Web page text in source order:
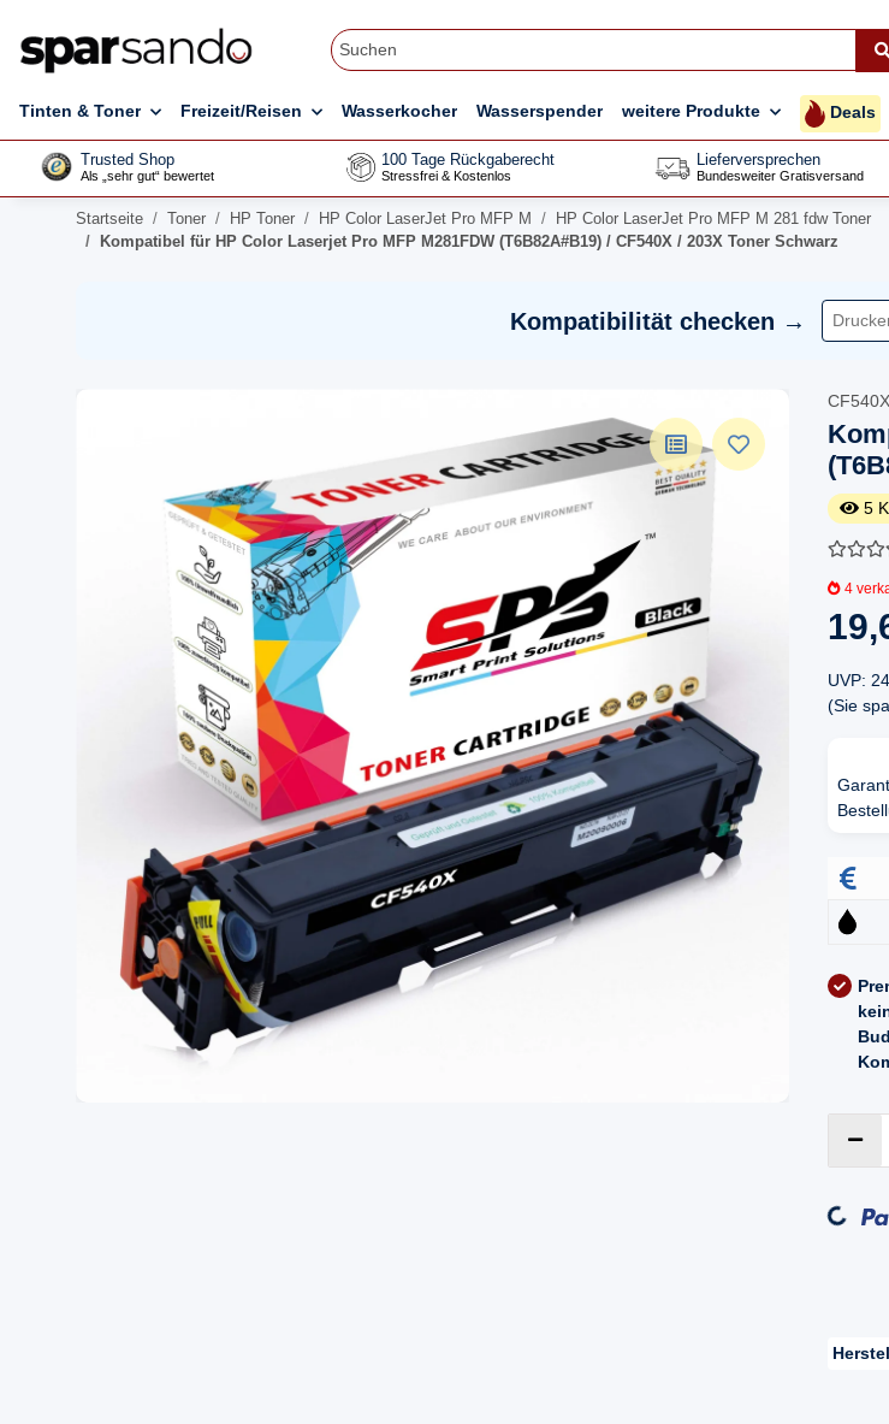
Tinten & Toner Freizeit/Reisen Wasserkocher Wasserspender weitere Produkte Deals
Trusted Shop
Als „sehr gut“ bewertet
100 Tage Rückgaberecht
Stressfrei & Kostenlos
Lieferversprechen
Bundesweiter Gratisversand
Startseite Toner HP Toner HP Color LaserJet Pro MFP M
HP Color LaserJet Pro MFP M 281 fdw Toner
Kompatibel für HP Color Laserjet Pro MFP M281FDW (T6B82A#B19) / CF540X / 203X Toner Schwarz
Kompatibilität checken →
5
4
UVP:
(Sie